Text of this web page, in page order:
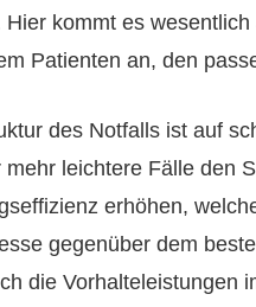
kommt es
Patienten an, den
des Notfalls ist auf
leichtere Fälle den
erhöhen,
gegenüber dem
die Vorhalteleistungen